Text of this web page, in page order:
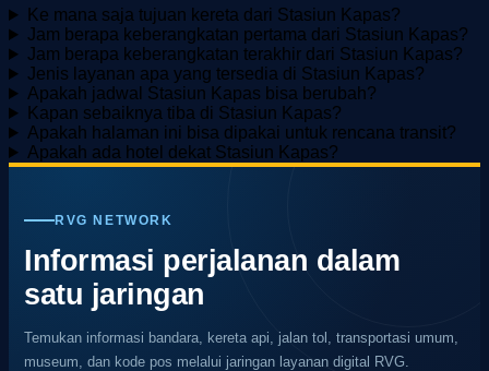
Ke mana saja tujuan kereta dari Stasiun Kapas?
Jam berapa keberangkatan pertama dari Stasiun Kapas?
Jam berapa keberangkatan terakhir dari Stasiun Kapas?
Jenis layanan apa yang tersedia di Stasiun Kapas?
Apakah jadwal Stasiun Kapas bisa berubah?
Kapan sebaiknya tiba di Stasiun Kapas?
Apakah halaman ini bisa dipakai untuk rencana transit?
Apakah ada hotel dekat Stasiun Kapas?
RVG NETWORK
Informasi perjalanan dalam
satu jaringan
Temukan informasi bandara, kereta api, jalan tol, transportasi umum,
museum, dan kode pos melalui jaringan layanan digital RVG.